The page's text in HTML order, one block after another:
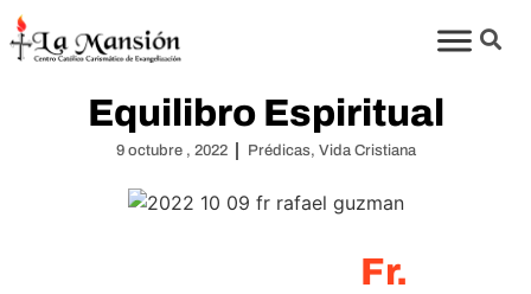
Equilibro Espiritual
9 octubre , 2022 Prédicas, Vida Cristiana
Fr.